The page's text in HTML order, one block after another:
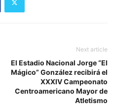
Next article
El Estadio Nacional Jorge “El
Mágico” González recibirá el
XXXIV Campeonato
Centroamericano Mayor de
Atletismo